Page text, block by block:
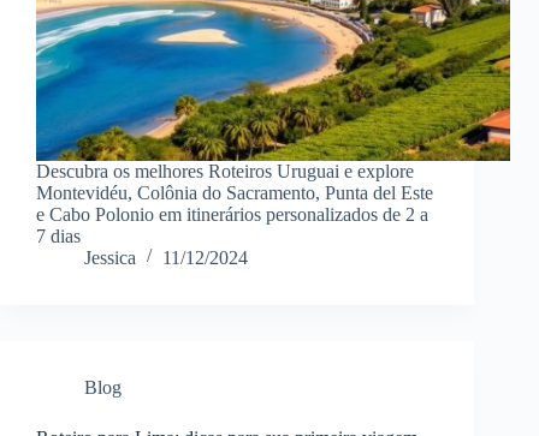
Descubra os melhores Roteiros Uruguai e explore
Montevidéu, Colônia do Sacramento, Punta del Este
e Cabo Polonio em itinerários personalizados de 2 a
7 dias
Jessica
11/12/2024
Blog